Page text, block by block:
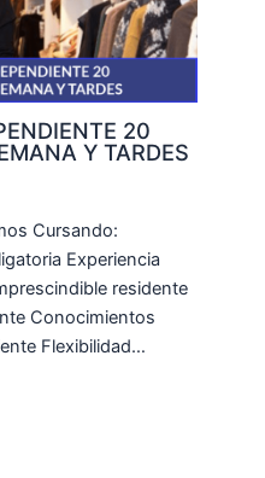
20
Y TARDES
Cursando:
Experiencia
residente
Conocimientos
Flexibilidad…